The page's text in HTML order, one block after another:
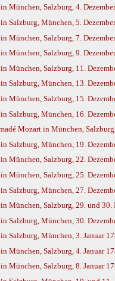
München, Salzburg, 4.
Salzburg, München, 5.
München, Salzburg, 7.
München, Salzburg, 9.
München, Salzburg, 11.
Salzburg, München, 13.
München, Salzburg, 15.
Salzburg, München, 16.
Mozart in München,
Salzburg, München, 19.
München, Salzburg, 22.
München, Salzburg, 25.
Salzburg, München, 27.
München, Salzburg, 29. und
Salzburg, München, 30.
Salzburg, München, 3. Januar
München, Salzburg, 4. Januar
München, Salzburg, 8. Januar